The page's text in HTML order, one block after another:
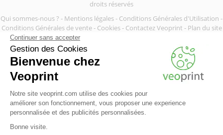
droits réservés
Qui sommes-nous ? - Mentions légales- Conditions Générales d'Utilisation -
Conditions Générales de vente- Cookies- Contactez Veoprint - Plan du site